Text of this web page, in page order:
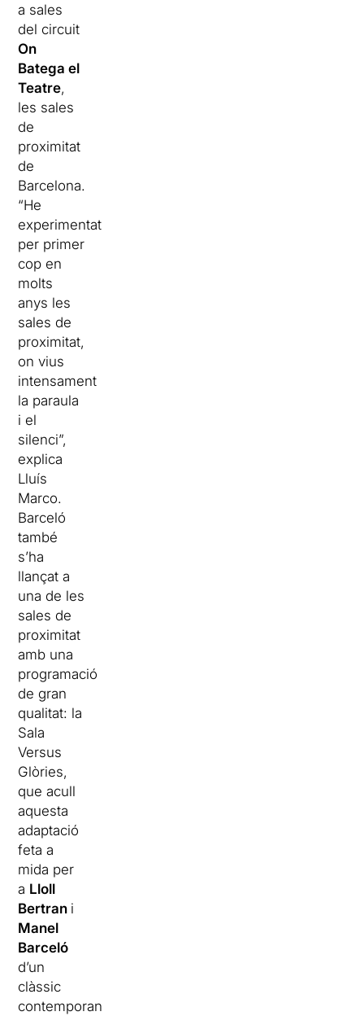
a sales
del circuit
On
Batega el
Teatre,
les sales
de
proximitat
de
Barcelona.
“He
experimentat
per primer
cop en
molts
anys les
sales de
proximitat,
on vius
intensament
la paraula
i el
silenci”,
explica
Lluís
Marco.
Barceló
també
s’ha
llançat a
una de les
sales de
proximitat
amb una
programació
de gran
qualitat: la
Sala
Versus
Glòries,
que acull
aquesta
adaptació
feta a
mida per
a Lloll
Bertran i
Manel
Barceló
d’un
clàssic
contemporani